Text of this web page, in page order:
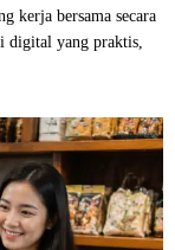
kerja bersama secara
digital yang praktis,